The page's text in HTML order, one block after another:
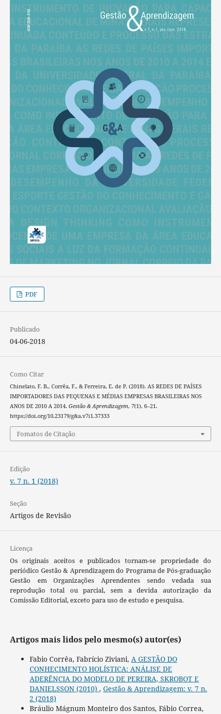
PDF
Publicado
04-06-2018
Como Citar
Chinelato, F. B., Corrêa, F., & Ferreira, E. de P. (2018). AS REDES DE PAÍSES
IMPORTADORES DAS PEQUENAS E MÉDIAS EMPRESAS BRASILEIRAS NOS
ANOS DE 2010 A 2014. Gestão & Aprendizagem, 7(1), 6–21.
https://doi.org/10.23179/g&a.v7i1.37333
Fomatos de Citação
Edição
v. 7 n. 1 (2018)
Seção
Artigos de Revisão
Licença
Os originais aceitos e publicados tornam-se propriedade do
periódico Gestão & Aprendizagem do Programa de Pós-graduação
Gestão em Organizações Aprendentes sendo vedada sua
reprodução total ou parcial, sem a devida autorização da
Comissão Editorial, exceto para uso de estudo e pesquisa.
Artigos mais lidos pelo mesmo(s) autor(es)
Fabio Corrêa, Fabrício Ziviani, A GESTÃO DO
CONHECIMENTO HOLÍSTICA: ANÁLISE DE
ADERÊNCIA DO MODELO DE PEREIRA, SKROBOT E
DANIELSSON (2010) , Gestão & Aprendizagem: v. 7 n.
2 (2018)
Bráulio Mágnum Monteiro dos Santos, Fábio Correa,